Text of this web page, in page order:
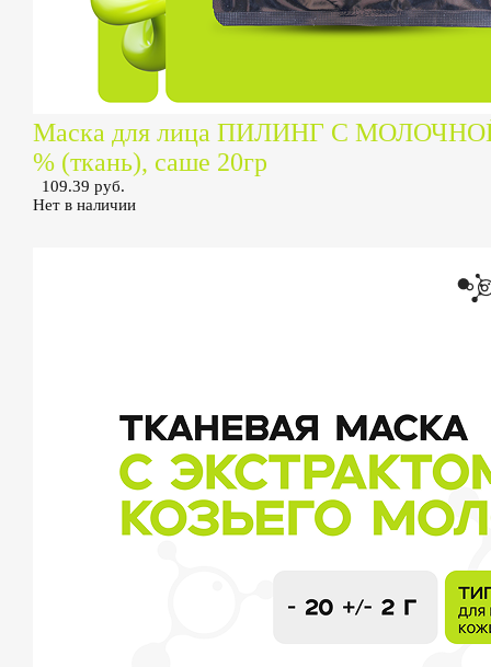
Маска для лица ПИЛИНГ С
% (ткань), саше 20гр
109.39 руб.
Нет в наличии